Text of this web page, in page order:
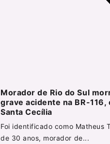
Morador de Rio do Sul
grave acidente na BR-116,
Santa Cecília
Foi identificado como Matheus
de 30 anos, morador de...